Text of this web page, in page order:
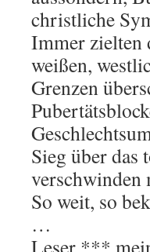
christliche
Immer zielten
weißen,
Grenzen
Sieg über das
verschwinden
So weit, so
…
Leser ***